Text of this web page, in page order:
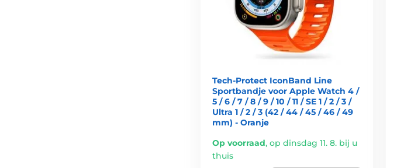
Tech-Protect IconBand Line
Sportbandje voor Apple Watch 4 /
5 / 6 / 7 / 8 / 9 / 10 / 11 / SE 1 / 2 / 3 /
Ultra 1 / 2 / 3 (42 / 44 / 45 / 46 / 49
mm) - Oranje
Op voorraad, op dinsdag 11. 8. bij u
thuis